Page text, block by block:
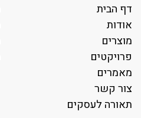
דף הבית
אודות
מוצרים
פרויקטים
מאמרים
צור קשר
תאורה לעסקים